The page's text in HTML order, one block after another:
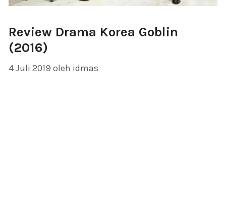
Review Drama Korea Goblin
(2016)
4 Juli 2019 oleh idmas